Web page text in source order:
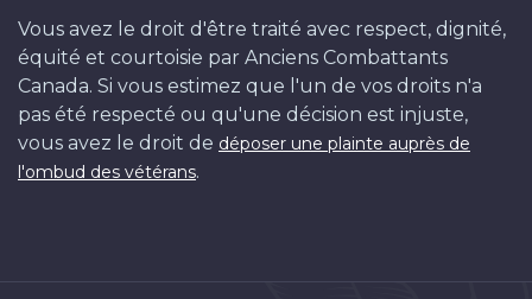
Vous avez le droit d'être traité avec respect, dignité,
équité et courtoisie par Anciens Combattants
Canada. Si vous estimez que l'un de vos droits n'a
pas été respecté ou qu'une décision est injuste,
vous avez le droit de déposer une plainte auprès de
l'ombud des vétérans.